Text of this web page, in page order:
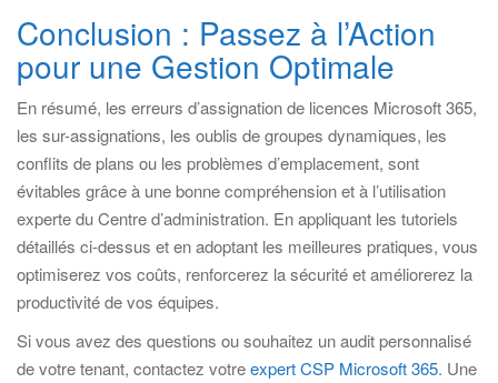
Conclusion : Passez à l’Action
pour une Gestion Optimale
En résumé, les erreurs d’assignation de licences Microsoft 365,
les sur-assignations, les oublis de groupes dynamiques, les
conflits de plans ou les problèmes d’emplacement, sont
évitables grâce à une bonne compréhension et à l’utilisation
experte du Centre d’administration. En appliquant les tutoriels
détaillés ci-dessus et en adoptant les meilleures pratiques, vous
optimiserez vos coûts, renforcerez la sécurité et améliorerez la
productivité de vos équipes.
Si vous avez des questions ou souhaitez un audit personnalisé
de votre tenant, contactez votreexpert CSP Microsoft 365. Une